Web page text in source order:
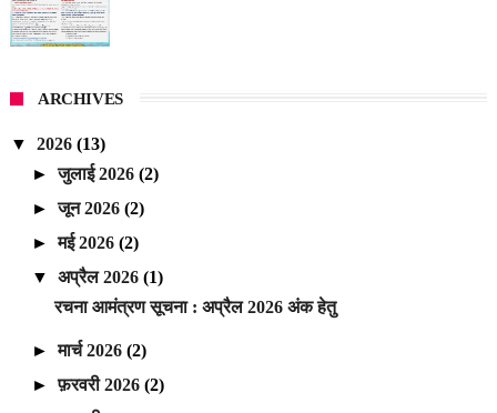
ARCHIVES
▼ 2026 (13)
►जुलाई 2026(2)
►जून 2026(2)
►मई 2026(2)
▼अप्रैल 2026(1)
रचना आमंत्रण सूचना : अप्रैल 2026 अंक हेतु
►मार्च 2026(2)
►फ़रवरी 2026(2)